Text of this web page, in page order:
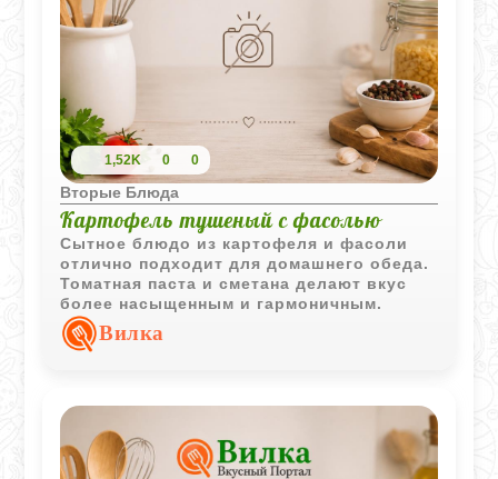
1,52K 0 0
Вторые Блюда
Картофель тушеный с фасолью
Сытное блюдо из картофеля и фасоли
отлично подходит для домашнего обеда.
Томатная паста и сметана делают вкус
более насыщенным и гармоничным.
Вилка